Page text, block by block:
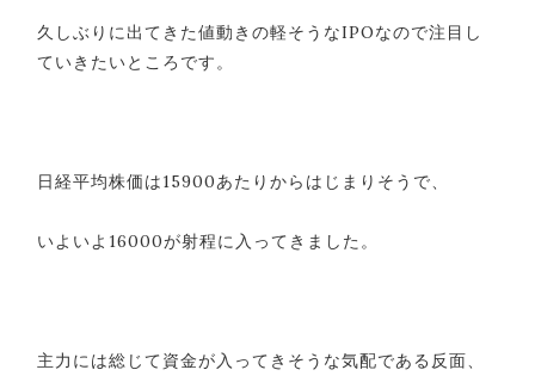
久しぶりに出てきた値動きの軽そうなIPOなので注目し
ていきたいところです。
日経平均株価は15900あたりからはじまりそうで、
いよいよ16000が射程に入ってきました。
主力には総じて資金が入ってきそうな気配である反面、